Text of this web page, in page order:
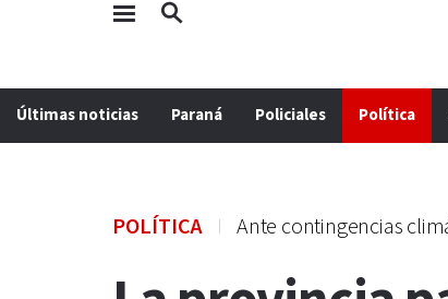
Últimas noticias Paraná Policiales Política
POLÍTICA Ante contingencias